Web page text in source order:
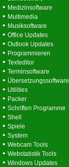
• Medizinsoftware
• Multimedia
• Musiksoftware
• Office Updates
• Outlook Updates
• Programmieren
• Texteditor
• Terminsoftware
• Übersetzungssoftware
• Utilities
• Packer
• Schriften Programme
• Shell
• Spiele
• System
• Webcam Tools
• Webstatistik Tools
• Windows Updates